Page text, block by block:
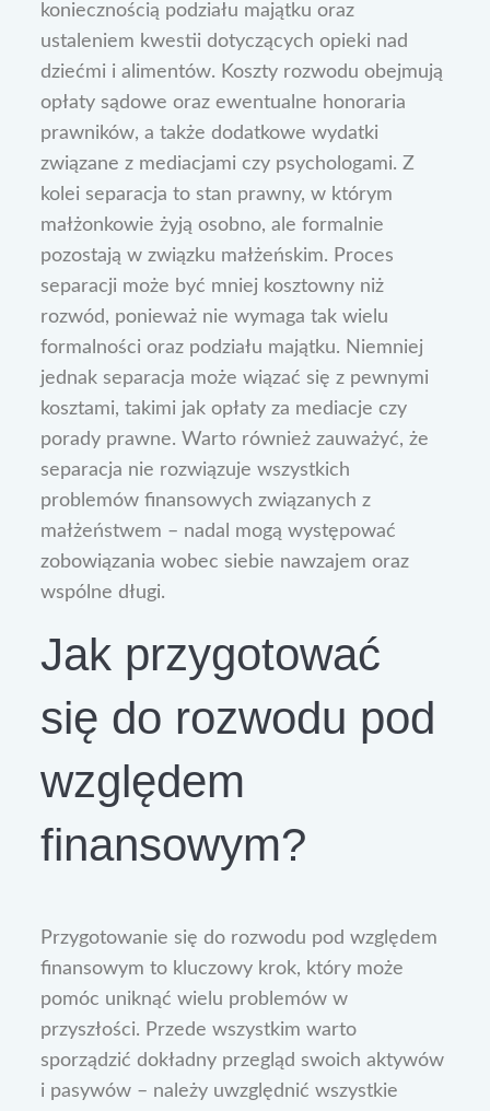
koniecznością podziału majątku oraz
ustaleniem kwestii dotyczących opieki nad
dziećmi i alimentów. Koszty rozwodu obejmują
opłaty sądowe oraz ewentualne honoraria
prawników, a także dodatkowe wydatki
związane z mediacjami czy psychologami. Z
kolei separacja to stan prawny, w którym
małżonkowie żyją osobno, ale formalnie
pozostają w związku małżeńskim. Proces
separacji może być mniej kosztowny niż
rozwód, ponieważ nie wymaga tak wielu
formalności oraz podziału majątku. Niemniej
jednak separacja może wiązać się z pewnymi
kosztami, takimi jak opłaty za mediacje czy
porady prawne. Warto również zauważyć, że
separacja nie rozwiązuje wszystkich
problemów finansowych związanych z
małżeństwem – nadal mogą występować
zobowiązania wobec siebie nawzajem oraz
wspólne długi.
Jak przygotować
się do rozwodu pod
względem
finansowym?
Przygotowanie się do rozwodu pod względem
finansowym to kluczowy krok, który może
pomóc uniknąć wielu problemów w
przyszłości. Przede wszystkim warto
sporządzić dokładny przegląd swoich aktywów
i pasywów – należy uwzględnić wszystkie